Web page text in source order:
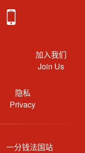
加入我们
Join Us
隐私
Privacy
一分钱法国站